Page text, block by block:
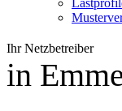
Ihr Netzbetreiber
in